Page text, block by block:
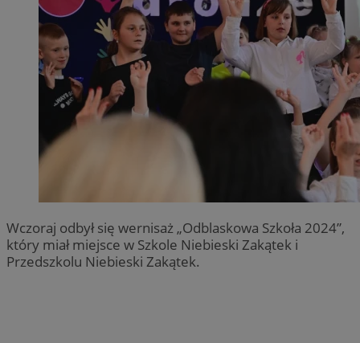
Wczoraj odbył się wernisaż „Odblaskowa Szkoła 2024”,
który miał miejsce w Szkole Niebieski Zakątek i
Przedszkolu Niebieski Zakątek.